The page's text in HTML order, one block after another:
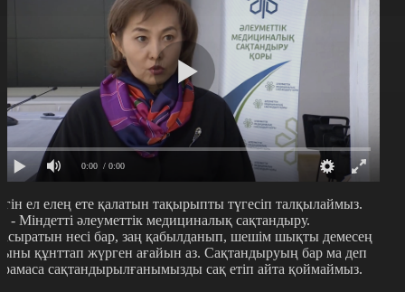
0:00 / 0:00
ел елең ете қалатын тақырыпты түгесіп талқылаймыз.
- Міндетті әлеуметтік медициналық сақтандыру.
несі бар, заң қабылданып, шешім шықты демесең
құнттап жүрген ағайын аз. Сақтандыруың бар ма деп
сақтандырылғанымызды сақ етіп айта қоймаймыз.